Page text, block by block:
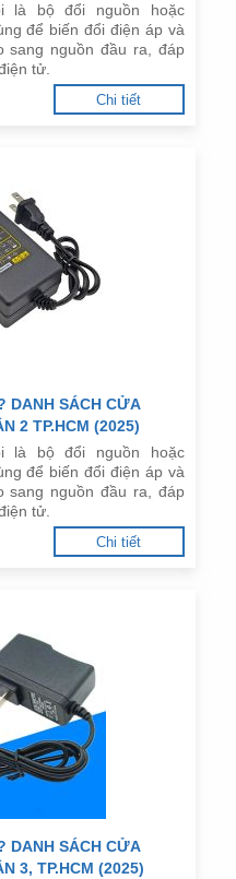
là bộ đổi nguồn hoặc
để biến đổi điện áp và
sang nguồn đầu ra, đáp
tử.
Chi tiết
DANH SÁCH CỬA
2 TP.HCM (2025)
là bộ đổi nguồn hoặc
để biến đổi điện áp và
sang nguồn đầu ra, đáp
tử.
Chi tiết
DANH SÁCH CỬA
3, TP.HCM (2025)